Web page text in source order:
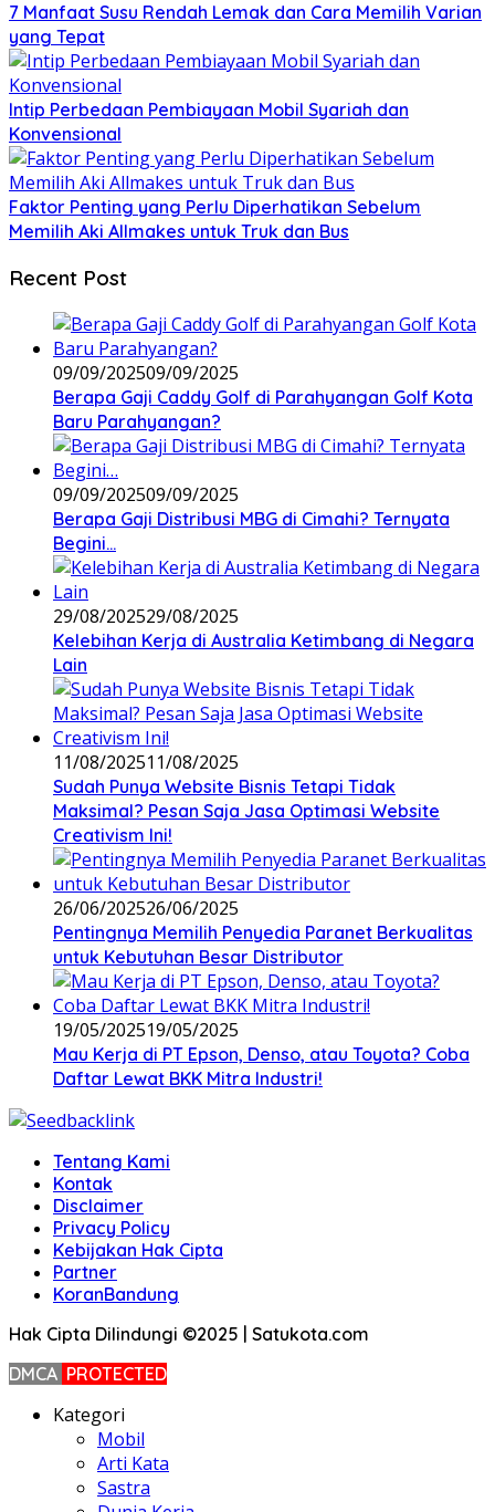
7 Manfaat Susu Rendah Lemak dan Cara Memilih Varian
yang Tepat
Intip Perbedaan Pembiayaan Mobil Syariah dan
Konvensional
Faktor Penting yang Perlu Diperhatikan Sebelum
Memilih Aki Allmakes untuk Truk dan Bus
Recent Post
09/09/202509/09/2025
Berapa Gaji Caddy Golf di Parahyangan Golf Kota
Baru Parahyangan?
09/09/202509/09/2025
Berapa Gaji Distribusi MBG di Cimahi? Ternyata
Begini…
29/08/202529/08/2025
Kelebihan Kerja di Australia Ketimbang di Negara
Lain
11/08/202511/08/2025
Sudah Punya Website Bisnis Tetapi Tidak
Maksimal? Pesan Saja Jasa Optimasi Website
Creativism Ini!
26/06/202526/06/2025
Pentingnya Memilih Penyedia Paranet Berkualitas
untuk Kebutuhan Besar Distributor
19/05/202519/05/2025
Mau Kerja di PT Epson, Denso, atau Toyota? Coba
Daftar Lewat BKK Mitra Industri!
Tentang Kami
Kontak
Disclaimer
Privacy Policy
Kebijakan Hak Cipta
Partner
KoranBandung
Hak Cipta Dilindungi ©2025 | Satukota.com
DMCA PROTECTED
Kategori
Mobil
Arti Kata
Sastra